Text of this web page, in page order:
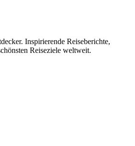
Inspirierende Reiseberichte,
Reiseziele weltweit.